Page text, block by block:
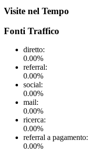
Visite nel Tempo
Fonti Traffico
diretto:
0.00%
referral:
0.00%
social:
0.00%
mail:
0.00%
ricerca:
0.00%
referral a pagamento:
0.00%